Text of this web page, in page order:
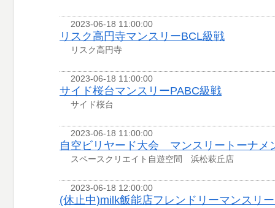
2023-06-18 11:00:00
リスク高円寺マンスリーBCL級戦
リスク高円寺
2023-06-18 11:00:00
サイド桜台マンスリーPABC級戦
サイド桜台
2023-06-18 11:00:00
自空ビリヤード大会 マンスリートーナメ
スペースクリエイト自遊空間 浜松萩丘店
2023-06-18 12:00:00
(休止中)milk飯能店フレンドリーマンスリ